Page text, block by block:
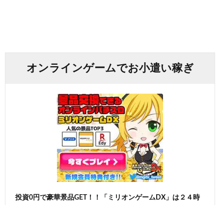
オンラインゲームでお小遣い稼ぎ
投資0円で豪華景品GET！！「ミリオンゲームDX」は２４時